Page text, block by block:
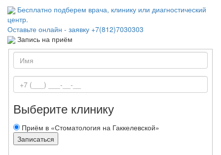
Бесплатно подберем врача, клинику или диагностический
центр.
Оставьте онлайн - заявку +7(812)7030303
Запись на приём
Выберите клинику
Приём в «Стоматология на Гаккелевской»